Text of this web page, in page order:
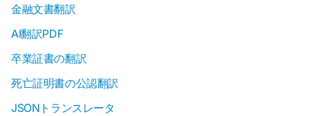
金融文書翻訳
AI翻訳PDF
卒業証書の翻訳
死亡証明書の公認翻訳
JSONトランスレータ